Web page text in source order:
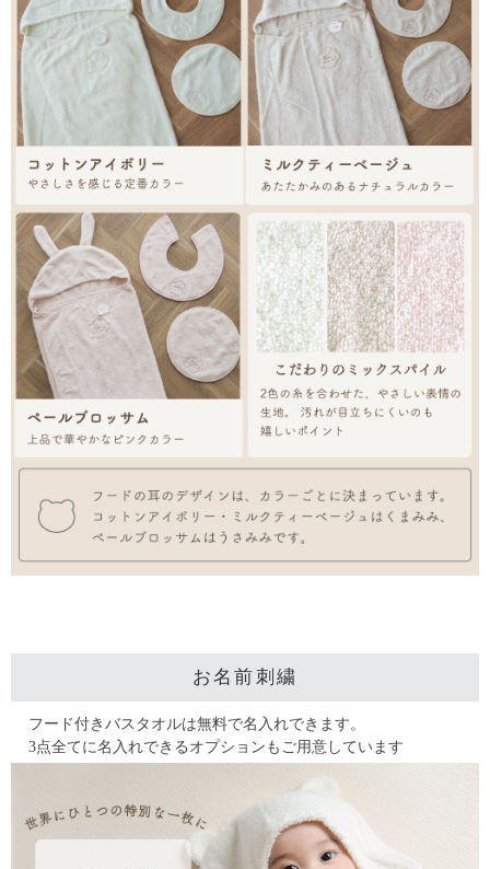
お名前刺繍
フード付きバスタオルは無料で名入れできます。
3点全てに名入れできるオプションもご用意しています